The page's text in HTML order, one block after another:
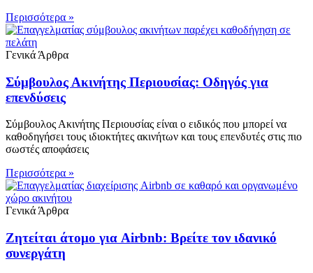
Περισσότερα »
Γενικά Άρθρα
Σύμβουλος Ακινήτης Περιουσίας: Οδηγός για
επενδύσεις
Σύμβουλος Ακινήτης Περιουσίας είναι ο ειδικός που μπορεί να
καθοδηγήσει τους ιδιοκτήτες ακινήτων και τους επενδυτές στις πιο
σωστές αποφάσεις
Περισσότερα »
Γενικά Άρθρα
Ζητείται άτομο για Airbnb: Βρείτε τον ιδανικό
συνεργάτη